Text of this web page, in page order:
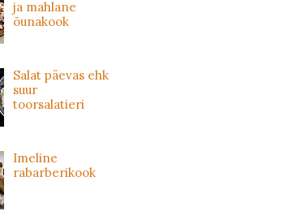
ja mahlane
õunakook
Salat päevas ehk
suur
toorsalatieri
Imeline
rabarberikook